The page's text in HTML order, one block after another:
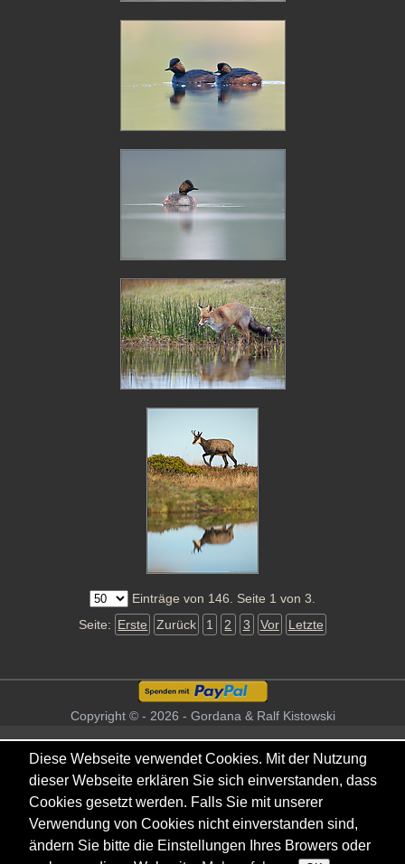
Einträge von 146. Seite 1 von 3.
Seite: Erste Zurück 1 2 3 Vor Letzte
Copyright © - 2026 - Gordana & Ralf Kistowski
Diese Webseite verwendet Cookies. Mit der Nutzung
dieser Webseite erklären Sie sich einverstanden, dass
Cookies gesetzt werden. Falls Sie mit unserer
Verwendung von Cookies nicht einverstanden sind,
ändern Sie bitte die Einstellungen Ihres Browers oder